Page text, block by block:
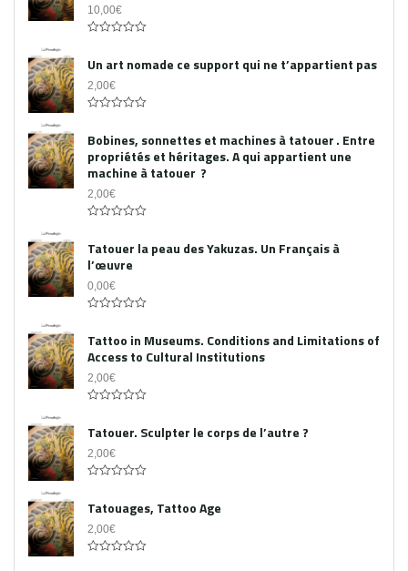
10,00€
out
of
5
Un art nomade ce support qui ne t’appartient pas
2,00€
out
of
5
Bobines, sonnettes et machines à tatouer . Entre
propriétés et héritages. A qui appartient une
machine à tatouer ?
2,00€
out
of
5
Tatouer la peau des Yakuzas. Un Français à
l’œuvre
0,00€
out
of
5
Tattoo in Museums. Conditions and Limitations of
Access to Cultural Institutions
2,00€
out
of
5
Tatouer. Sculpter le corps de l’autre ?
2,00€
out
of
5
Tatouages, Tattoo Age
2,00€